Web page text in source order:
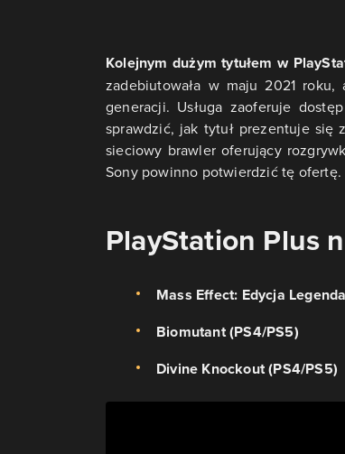
Kolejnym dużym tytułem w
zadebiutowała w maju 2021
generacji. Usługa zaoferuje
sprawdzić, jak tytuł prezentuje się
sieciowy brawler oferujący
Sony powinno potwierdzić tę ofertę.
PlayStation Plus
Mass Effect: Edycja
Biomutant (PS4/PS5)
Divine Knockout(PS4/PS5)